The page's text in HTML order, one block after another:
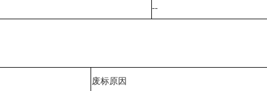
--
废标原因